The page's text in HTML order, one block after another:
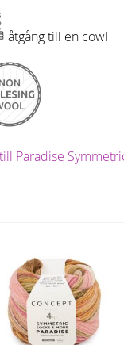
åtgång till en cowl
Paradise